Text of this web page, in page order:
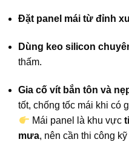
Đặt panel mái từ đỉnh
Dùng keo silicon
thấm.
Gia cố vít bắn tôn và
tốt, chống tốc mái khi có
Mái panel là khu vực
mưa, nên cần thi công